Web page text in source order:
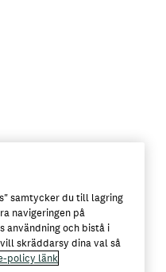
samtycker du till lagring
navigeringen på
användning och bistå i
skräddarsy dina val så
policy länk